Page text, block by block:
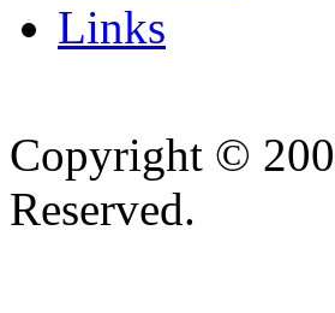
Links
Copyright ©
Reserved.